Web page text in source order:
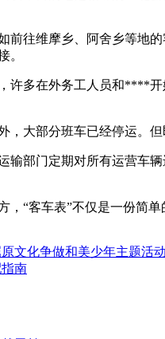
前往维摩乡、阿舍乡等
。
许多在外务工人员和****
，大部分班车已经停运。
输部门定期对所有运营车
，“客车表”不仅是一份简
文化争做和美少年主题活动
南